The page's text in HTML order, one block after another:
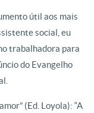
útil aos mais
social, eu
trabalhadora para
do Evangelho
(Ed. Loyola): “A